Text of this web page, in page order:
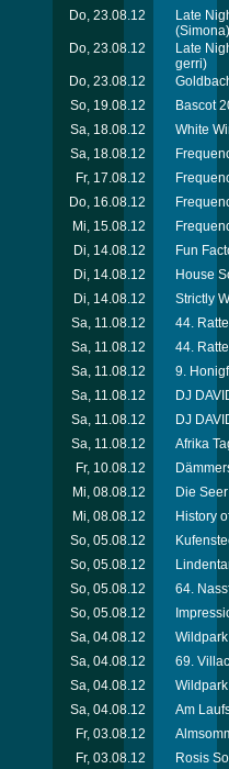
Do, 23.08.12
Late
(Simona)
Do, 23.08.12
Late
gerri)
Do, 23.08.12
So, 19.08.12
Bascot
Sa, 18.08.12
White
Sa, 18.08.12
Fr, 17.08.12
Do, 16.08.12
Mi, 15.08.12
Di, 14.08.12
Fun
Di, 14.08.12
House
Di, 14.08.12
Strictly
Sa, 11.08.12
44.
Sa, 11.08.12
44.
Sa, 11.08.12
9.
Sa, 11.08.12
DJ
Sa, 11.08.12
DJ
Sa, 11.08.12
Afrika
Fr, 10.08.12
Mi, 08.08.12
Die
Mi, 08.08.12
History
So, 05.08.12
So, 05.08.12
So, 05.08.12
64.
So, 05.08.12
Sa, 04.08.12
Sa, 04.08.12
69.
Sa, 04.08.12
Sa, 04.08.12
Am
Fr, 03.08.12
Fr, 03.08.12
Rosis